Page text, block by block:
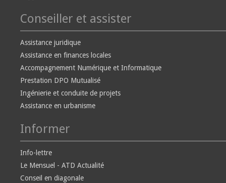
Conseiller et assister
Assistance juridique
Assistance en finances locales
Accompagnement Numérique et Informatique
Prestation DPO Mutualisé
Ingénierie et conduite de projets
Assistance en urbanisme
Informer
Info-lettre
Le Mensuel - ATD Actualité
Conseil en diagonale